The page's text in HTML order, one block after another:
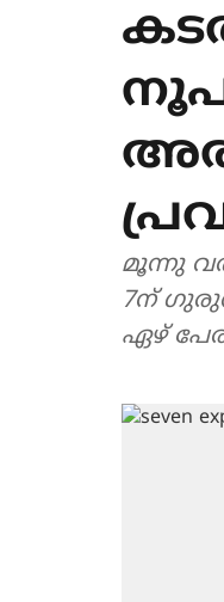
മൂന്നു
7ന്
ഏഴ്